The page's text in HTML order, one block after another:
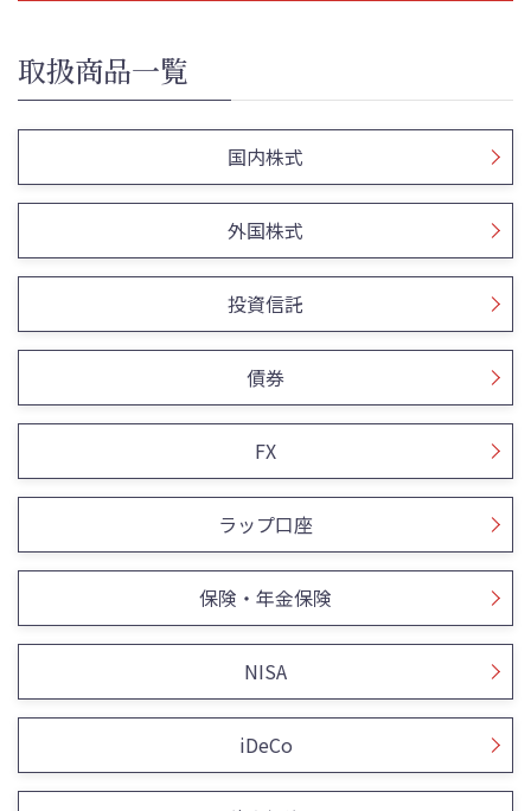
取扱商品一覧
国内株式
外国株式
投資信託
債券
FX
ラップ口座
保険・年金保険
NISA
iDeCo